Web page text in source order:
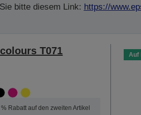
bitte diesem Link: https://
T071
Rabatt auf den zweiten Artikel
Auf